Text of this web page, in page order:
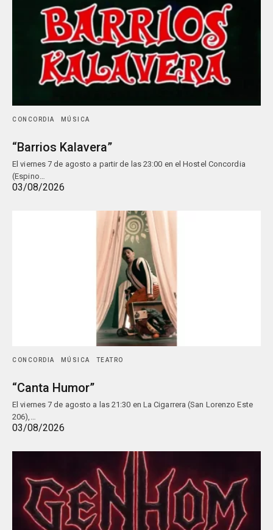
CONCORDIA MÚSICA
“Barrios Kalavera”
El viernes 7 de agosto a partir de las 23:00 en el Hostel Concordia
(Espino…
03/08/2026
CONCORDIA MÚSICA TEATRO
“Canta Humor”
El viernes 7 de agosto a las 21:30 en La Cigarrera (San Lorenzo Este
206),…
03/08/2026